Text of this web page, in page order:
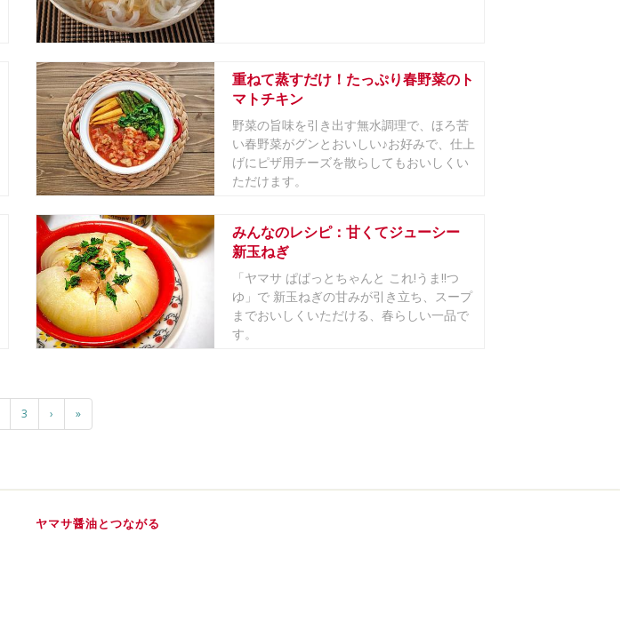
重ねて蒸すだけ！たっぷり春野菜のト
マトチキン
野菜の旨味を引き出す無水調理で、ほろ苦
い春野菜がグンとおいしい♪お好みで、仕上
げにピザ用チーズを散らしてもおいしくい
ただけます。
みんなのレシピ：甘くてジューシー
新玉ねぎ
「ヤマサ ぱぱっとちゃんと これ!うま!!つ
ゆ」で 新玉ねぎの甘みが引き立ち、スープ
までおいしくいただける、春らしい一品で
す。
3 › »
ヤマサ醤油とつながる